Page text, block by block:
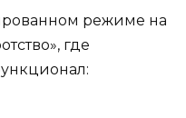
режиме на
где